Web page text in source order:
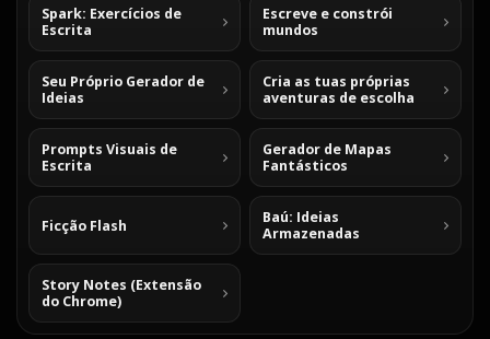
Spark: Exercícios de
Escrita
Escreve e constrói
mundos
Seu Próprio Gerador de
Ideias
Cria as tuas próprias
aventuras de escolha
Prompts Visuais de
Escrita
Gerador de Mapas
Fantásticos
Ficção Flash
Baú: Ideias
Armazenadas
Story Notes (Extensão
do Chrome)